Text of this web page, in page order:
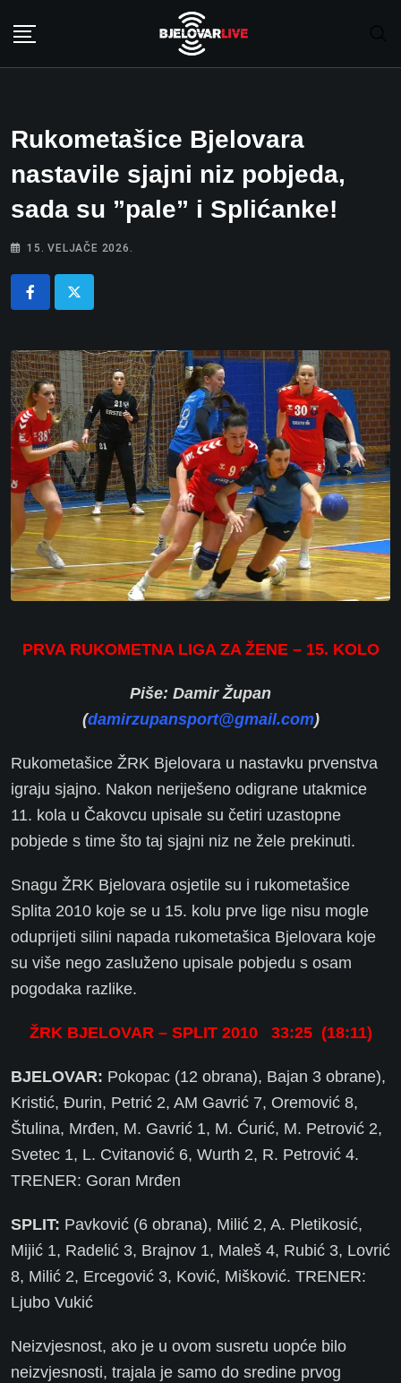
Rukometašice Bjelovara
nastavile sjajni niz pobjeda,
sada su ”pale” i Splićanke!
15. VELJAČE 2026.
PRVA RUKOMETNA LIGA ZA ŽENE – 15. KOLO
Piše: Damir Župan
(damirzupansport@gmail.com)
Rukometašice ŽRK Bjelovara u nastavku prvenstva
igraju sjajno. Nakon neriješeno odigrane utakmice
11. kola u Čakovcu upisale su četiri uzastopne
pobjede s time što taj sjajni niz ne žele prekinuti.
Snagu ŽRK Bjelovara osjetile su i rukometašice
Splita 2010 koje se u 15. kolu prve lige nisu mogle
oduprijeti silini napada rukometašica Bjelovara koje
su više nego zasluženo upisale pobjedu s osam
pogodaka razlike.
ŽRK BJELOVAR – SPLIT 2010 33:25 (18:11)
BJELOVAR: Pokopac (12 obrana), Bajan 3 obrane),
Kristić, Đurin, Petrić 2, AM Gavrić 7, Oremović 8,
Štulina, Mrđen, M. Gavrić 1, M. Ćurić, M. Petrović 2,
Svetec 1, L. Cvitanović 6, Wurth 2, R. Petrović 4.
TRENER: Goran Mrđen
SPLIT: Pavković (6 obrana), Milić 2, A. Pletikosić,
Mijić 1, Radelić 3, Brajnov 1, Maleš 4, Rubić 3, Lovrić
8, Milić 2, Ercegović 3, Ković, Mišković. TRENER:
Ljubo Vukić
Neizvjesnost, ako je u ovom susretu uopće bilo
neizvjesnosti, trajala je samo do sredine prvog